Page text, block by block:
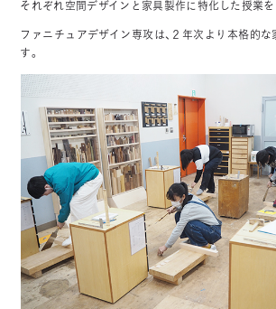
それぞれ空間デザインと家具製作に特化した授業を
ファニチュアデザイン専攻は、２年次より本格的
す。